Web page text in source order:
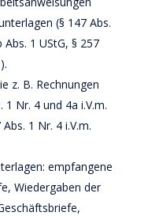
(§ 147 Abs.
Abs. 1 UStG, § 257
z. B. Rechnungen
1 Nr. 4 und 4a i.V.m.
1 Nr. 4 i.V.m.
empfangene
Wiedergaben der